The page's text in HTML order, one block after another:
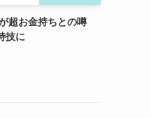
超お金持ちとの噂
技に